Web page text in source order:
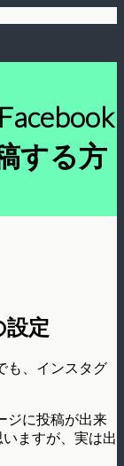
する方
設定
も、インスタグ
ジに投稿が出来
ますが、実は出